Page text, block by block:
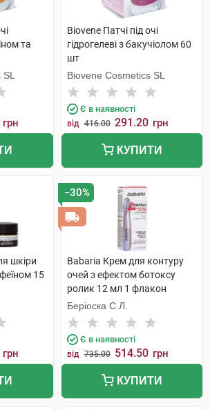
та
грн
Biovene Патчі під очі
гідрогелеві з бакучіолом 60
шт
Biovene Cosmetics SL
Є в наявності
від 416.00 291.20 грн
КУПИТИ
шкіри
15
грн
−30%
Babaria Крем для контуру
очей з ефектом ботоксу
ролик 12 мл 1 флакон
Беріоска С.Л.
Є в наявності
від 735.00 514.50 грн
КУПИТИ